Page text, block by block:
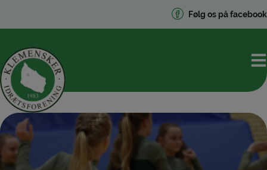
indholdet
Følg os på facebook